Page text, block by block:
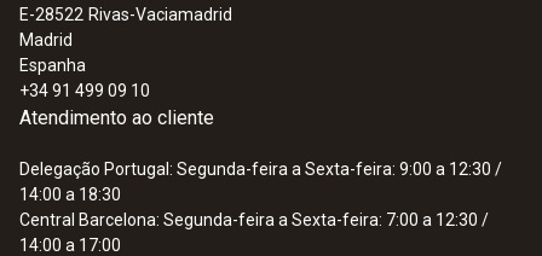
E-28522 Rivas-Vaciamadrid
Madrid
Espanha
+34 91 499 09 10
Atendimento ao cliente
Delegação Portugal: Segunda-feira a Sexta-feira: 9:00 a 12:30 /
14:00 a 18:30
Central Barcelona: Segunda-feira a Sexta-feira: 7:00 a 12:30 /
14:00 a 17:00